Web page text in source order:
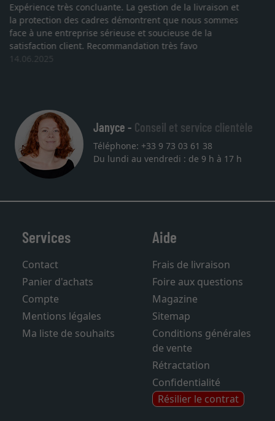
Je recherchais un cadre sur mesure pour une
lithographie, je suis tombée sur ce site. Le choix et la
qualité sont au rendez vous. Emballage professionnel,
service et livraison dans les temps. J'espère revenir pour
une autre commande. Merci.
Janyce - Conseil et service clientèle
Téléphone: +33 9 73 03 61 38
Du lundi au vendredi : de 9 h à 17 h
Services
Contact
Panier d'achats
Compte
Mentions légales
Ma liste de souhaits
Aide
Frais de livraison
Foire aux questions
Magazine
Sitemap
Conditions générales
de vente
Rétractation
Confidentialité
Résilier le contrat